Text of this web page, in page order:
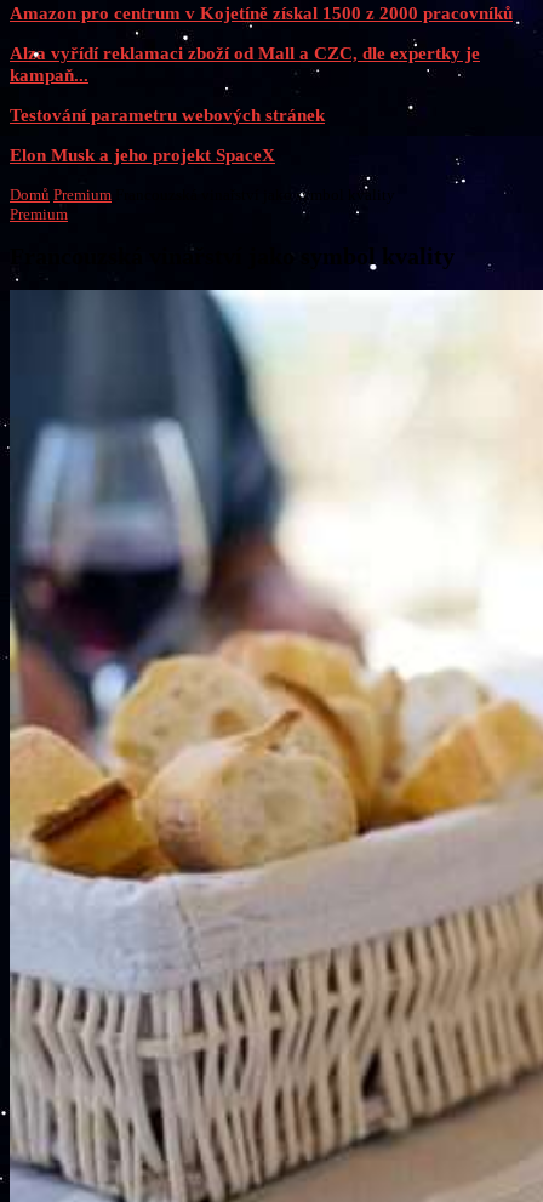
Amazon pro centrum v Kojetíně získal 1500 z 2000 pracovníků
Alza vyřídí reklamaci zboží od Mall a CZC, dle expertky je
kampaň...
Testování parametru webových stránek
Elon Musk a jeho projekt SpaceX
Domů Premium
Francouzská vinařství jako symbol kvality
Premium
Francouzská vinařství jako symbol kvality